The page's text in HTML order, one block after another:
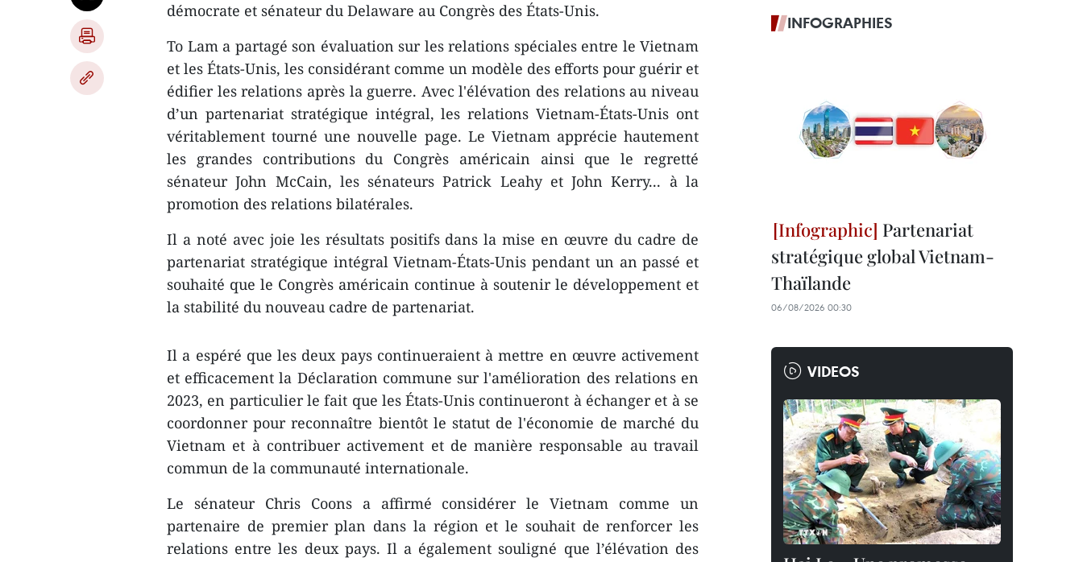
démocrate et sénateur du Delaware au Congrès des États-Unis.
To Lam a partagé son évaluation sur les relations spéciales entre le Vietnam
et les États-Unis, les considérant comme un modèle des efforts pour guérir et
édifier les relations après la guerre. Avec l'élévation des relations au niveau
d’un partenariat stratégique intégral, les relations Vietnam-États-Unis ont
véritablement tourné une nouvelle page. Le Vietnam apprécie hautement
les grandes contributions du Congrès américain ainsi que le regretté
sénateur John McCain, les sénateurs Patrick Leahy et John Kerry... à la
promotion des relations bilatérales.
Il a noté avec joie les résultats positifs dans la mise en œuvre du cadre de
partenariat stratégique intégral Vietnam-États-Unis pendant un an passé et
souhaité que le Congrès américain continue à soutenir le développement et
la stabilité du nouveau cadre de partenariat.
Il a espéré que les deux pays continueraient à mettre en œuvre activement
et efficacement la Déclaration commune sur l'amélioration des relations en
2023, en particulier le fait que les États-Unis continueront à échanger et à se
coordonner pour reconnaître bientôt le statut de l'économie de marché du
Vietnam et à contribuer activement et de manière responsable au travail
commun de la communauté internationale.
Le sénateur Chris Coons a affirmé considérer le Vietnam comme un
partenaire de premier plan dans la région et le souhait de renforcer les
relations entre les deux pays. Il a également souligné que l’élévation des
INFOGRAPHIES
Partenariat
stratégique global Vietnam-
Thaïlande
06/08/2026 00:30
VIDEOS